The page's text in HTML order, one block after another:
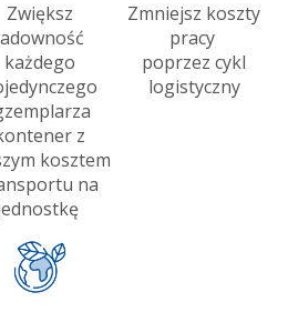
Zwiększ
każdego
z
kosztem
na
Zmniejsz koszty
pracy
poprzez cykl
logistyczny